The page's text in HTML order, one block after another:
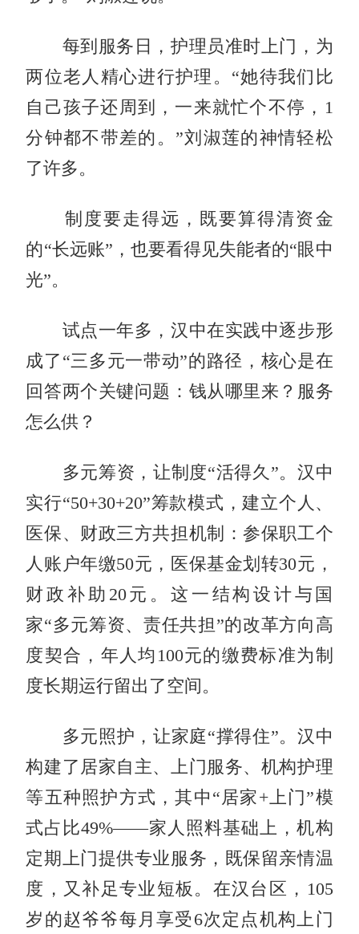
每到服务日，护理员准时上门，为
两位老人精心进行护理。“她待我们比
自己孩子还周到，一来就忙个不停，1
分钟都不带差的。”刘淑莲的神情轻松
了许多。
制度要走得远，既要算得清资金
的“长远账”，也要看得见失能者的“眼中
光”。
试点一年多，汉中在实践中逐步形
成了“三多元一带动”的路径，核心是在
回答两个关键问题：钱从哪里来？服务
怎么供？
多元筹资，让制度“活得久”。汉中
实行“50+30+20”筹款模式，建立个人、
医保、财政三方共担机制：参保职工个
人账户年缴50元，医保基金划转30元，
财政补助20元。这一结构设计与国
家“多元筹资、责任共担”的改革方向高
度契合，年人均100元的缴费标准为制
度长期运行留出了空间。
多元照护，让家庭“撑得住”。汉中
构建了居家自主、上门服务、机构护理
等五种照护方式，其中“居家+上门”模
式占比49%——家人照料基础上，机构
定期上门提供专业服务，既保留亲情温
度，又补足专业短板。在汉台区，105
岁的赵爷爷每月享受6次定点机构上门